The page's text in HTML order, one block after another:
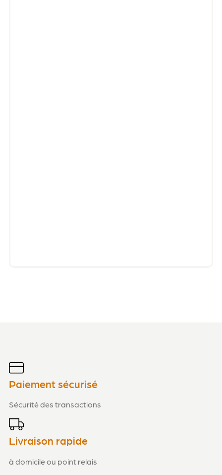
Paiement sécurisé
Sécurité des transactions
Livraison rapide
à domicile ou point relais